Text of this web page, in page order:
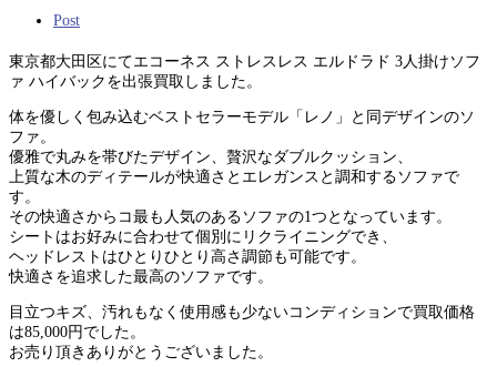
Post
東京都大田区にてエコーネス ストレスレス エルドラド 3人掛けソフ
ァ ハイバックを出張買取しました。
体を優しく包み込むベストセラーモデル「レノ」と同デザインのソ
ファ。
優雅で丸みを帯びたデザイン、贅沢なダブルクッション、
上質な木のディテールが快適さとエレガンスと調和するソファで
す。
その快適さからコ最も人気のあるソファの1つとなっています。
シートはお好みに合わせて個別にリクライニングでき、
ヘッドレストはひとりひとり高さ調節も可能です。
快適さを追求した最高のソファです。
目立つキズ、汚れもなく使用感も少ないコンディションで買取価格
は85,000円でした。
お売り頂きありがとうございました。